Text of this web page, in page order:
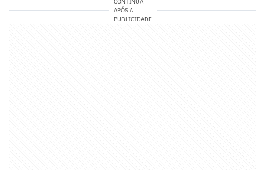
APÓS A
PUBLICIDADE